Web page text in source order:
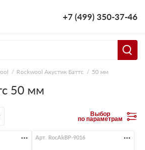
+7 (499) 350-37-46
Rockwool Акустик Баттс 50 мм
50 мм
Выбор
по параметрам
Арт. RocAkBP-9016